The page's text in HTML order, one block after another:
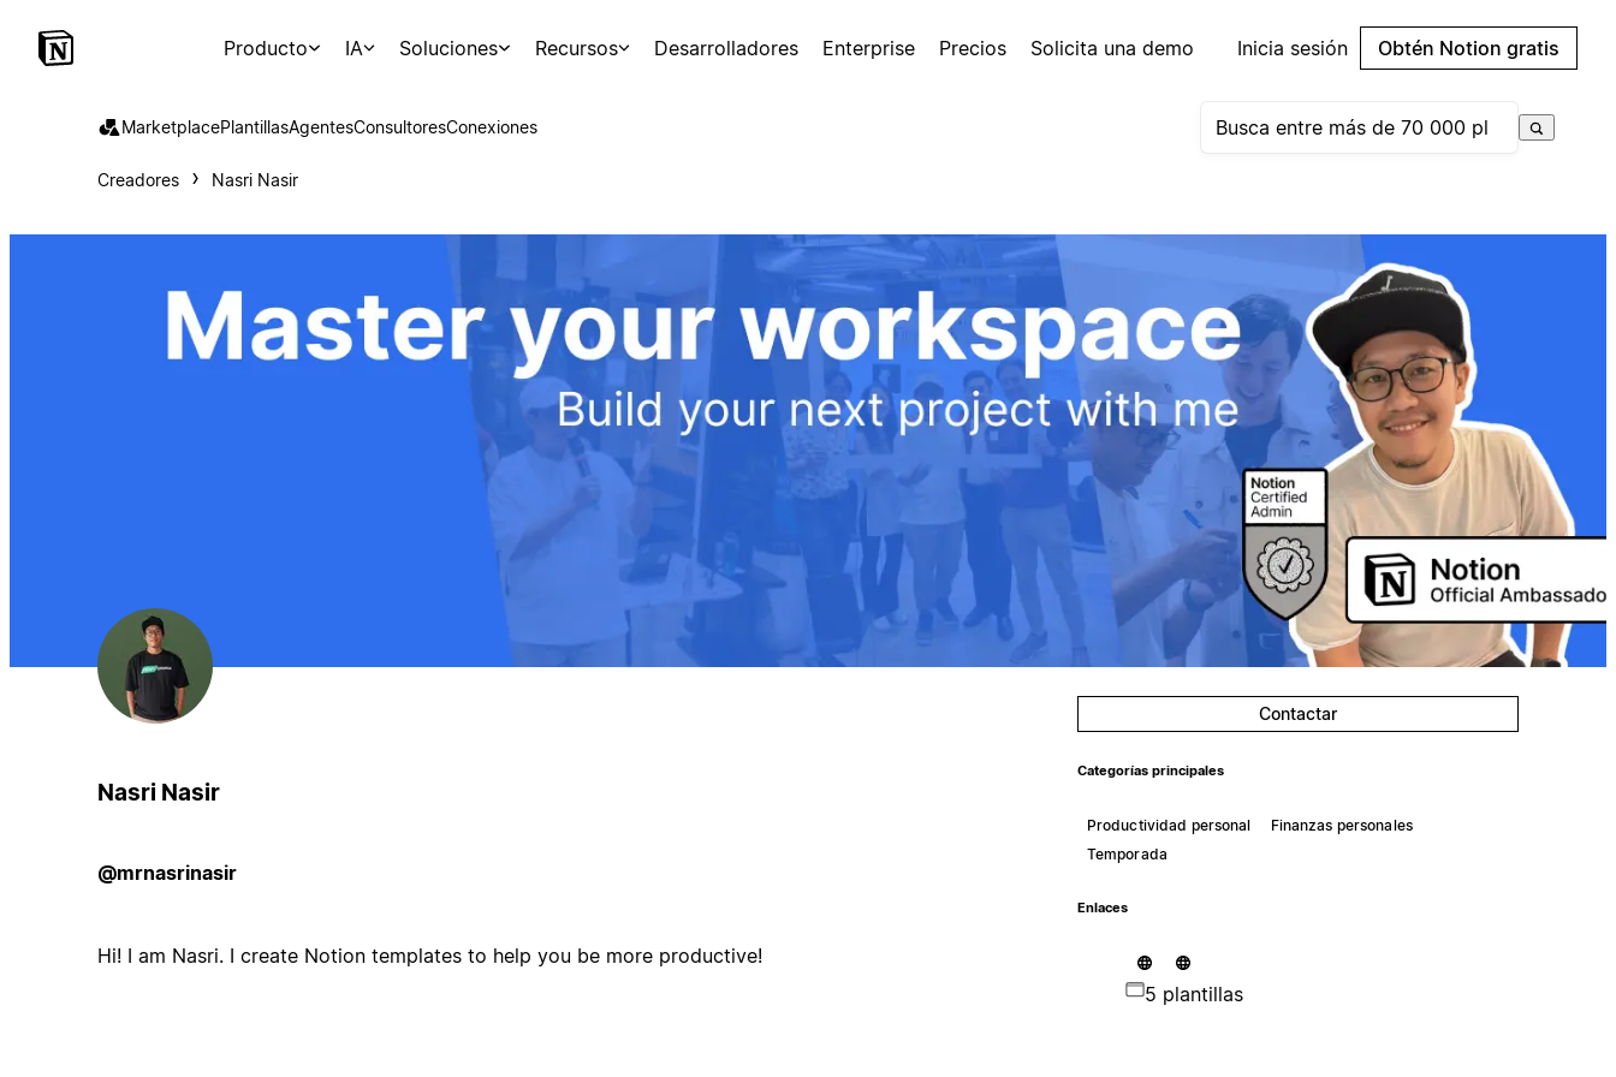
Producto IA Soluciones Recursos Desarrolladores Enterprise Precios Solicita una demo Inicia sesión Obtén Notion gratis
MarketplacePlantillasAgentesConsultoresConexiones
Creadores Nasri Nasir
Nasri Nasir
@mrnasrinasir
Hi! I am Nasri. I create Notion templates to help you be more productive!
Contactar
Categorías principales
Productividad personal
Finanzas personales
Temporada
Enlaces
5 plantillas